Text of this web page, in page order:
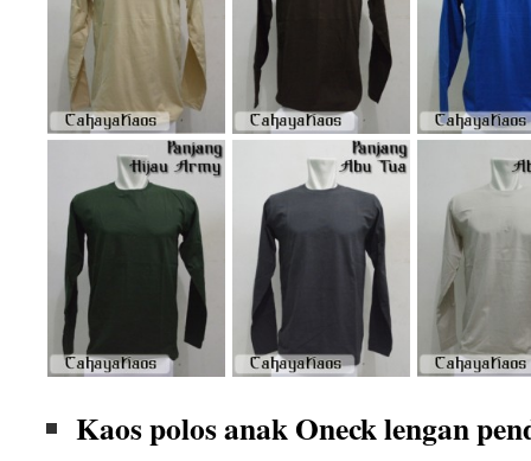
Kaos polos anak Oneck lengan